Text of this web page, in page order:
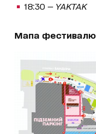
18:30 — YAKTAK
Мапа фестивалю